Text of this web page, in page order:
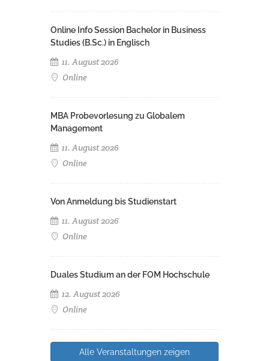
Online Info Session Bachelor in Business
Studies (B.Sc.) in Englisch
11. August 2026
Online
MBA Probevorlesung zu Globalem
Management
11. August 2026
Online
Von Anmeldung bis Studienstart
11. August 2026
Online
Duales Studium an der FOM Hochschule
12. August 2026
Online
Alle Veranstaltungen zeigen